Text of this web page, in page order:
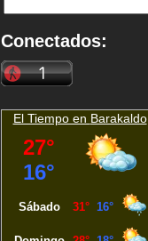
Conectados:
El Tiempo en Barakaldo